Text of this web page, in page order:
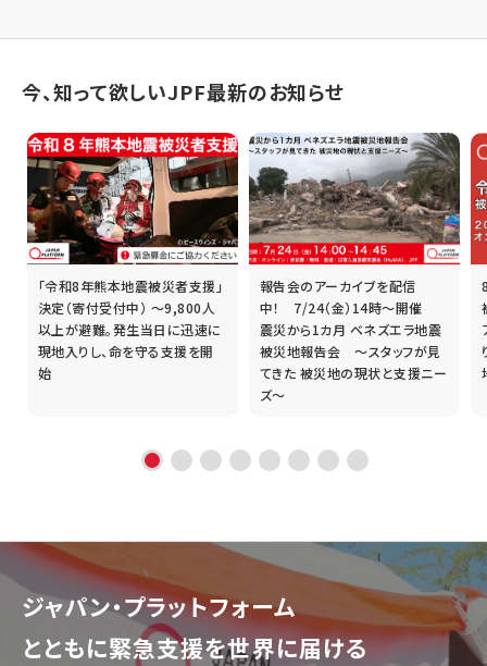
今、知って欲しいJPF最新のお知らせ
「令和8年熊本地震被災者支援」
決定（寄付受付中） ～9,800人
以上が避難。発生当日に迅速に
現地入りし、命を守る支援を開
始
報告会のアーカイブを配信
中！ 7/24（金）14時～開催
震災から1カ月 ベネズエラ地震
被災地報告会 ～スタッフが見
てきた 被災地の現状と支援ニー
ズ～
ジャパン・プラットフォーム
とともに緊急支援を世界に届ける